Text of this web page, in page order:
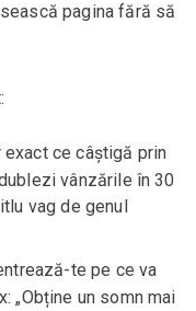
pagina fără să
ce câștigă prin
vânzările în 30
vag de genul
te pe ce va
„Obține un somn mai